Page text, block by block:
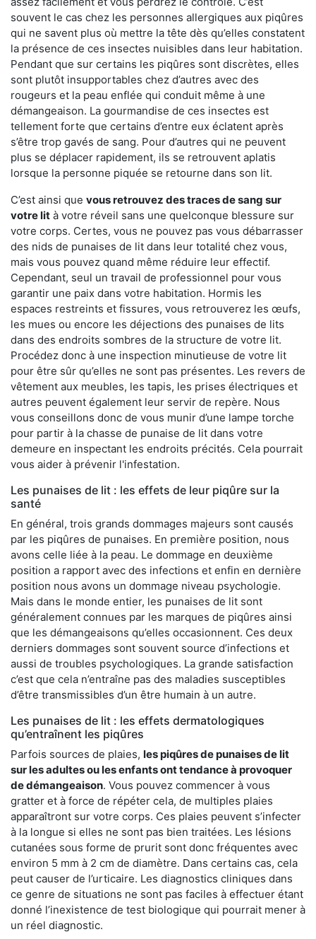
souvent le cas chez les personnes allergiques aux piqûres
qui ne savent plus où mettre la tête dès qu’elles constatent
la présence de ces insectes nuisibles dans leur habitation.
Pendant que sur certains les piqûres sont discrètes, elles
sont plutôt insupportables chez d’autres avec des
rougeurs et la peau enflée qui conduit même à une
démangeaison. La gourmandise de ces insectes est
tellement forte que certains d’entre eux éclatent après
s’être trop gavés de sang. Pour d’autres qui ne peuvent
plus se déplacer rapidement, ils se retrouvent aplatis
lorsque la personne piquée se retourne dans son lit.
C’est ainsi que vous retrouvez des traces de sang sur
votre lit à votre réveil sans une quelconque blessure sur
votre corps. Certes, vous ne pouvez pas vous débarrasser
des nids de punaises de lit dans leur totalité chez vous,
mais vous pouvez quand même réduire leur effectif.
Cependant, seul un travail de professionnel pour vous
garantir une paix dans votre habitation. Hormis les
espaces restreints et fissures, vous retrouverez les œufs,
les mues ou encore les déjections des punaises de lits
dans des endroits sombres de la structure de votre lit.
Procédez donc à une inspection minutieuse de votre lit
pour être sûr qu’elles ne sont pas présentes. Les revers de
vêtement aux meubles, les tapis, les prises électriques et
autres peuvent également leur servir de repère. Nous
vous conseillons donc de vous munir d’une lampe torche
pour partir à la chasse de punaise de lit dans votre
demeure en inspectant les endroits précités. Cela pourrait
vous aider à prévenir l'infestation.
Les punaises de lit : les effets de leur piqûre sur la
santé
En général, trois grands dommages majeurs sont causés
par les piqûres de punaises. En première position, nous
avons celle liée à la peau. Le dommage en deuxième
position a rapport avec des infections et enfin en dernière
position nous avons un dommage niveau psychologie.
Mais dans le monde entier, les punaises de lit sont
généralement connues par les marques de piqûres ainsi
que les démangeaisons qu’elles occasionnent. Ces deux
derniers dommages sont souvent source d’infections et
aussi de troubles psychologiques. La grande satisfaction
c’est que cela n’entraîne pas des maladies susceptibles
d’être transmissibles d’un être humain à un autre.
Les punaises de lit : les effets dermatologiques
qu’entraînent les piqûres
Parfois sources de plaies, les piqûres de punaises de lit
sur les adultes ou les enfants ont tendance à provoquer
de démangeaison. Vous pouvez commencer à vous
gratter et à force de répéter cela, de multiples plaies
apparaîtront sur votre corps. Ces plaies peuvent s’infecter
à la longue si elles ne sont pas bien traitées. Les lésions
cutanées sous forme de prurit sont donc fréquentes avec
environ 5 mm à 2 cm de diamètre. Dans certains cas, cela
peut causer de l’urticaire. Les diagnostics cliniques dans
ce genre de situations ne sont pas faciles à effectuer étant
donné l’inexistence de test biologique qui pourrait mener à
un réel diagnostic.